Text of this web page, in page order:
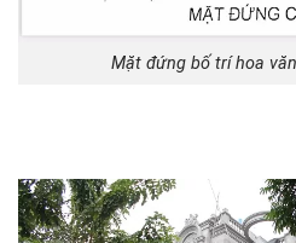
Mặt đứng bố trí hoa